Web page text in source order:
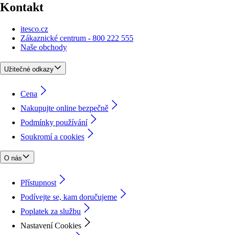
Kontakt
itesco.cz
Zákaznické centrum - 800 222 555
Naše obchody
Užitečné odkazy
Cena
Nakupujte online bezpečně
Podmínky používání
Soukromí a cookies
O nás
Přístupnost
Podívejte se, kam doručujeme
Poplatek za službu
Nastavení Cookies